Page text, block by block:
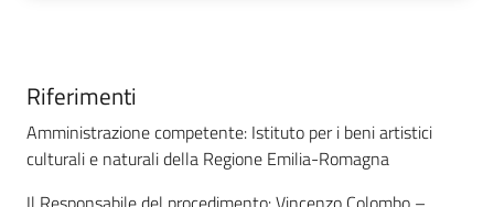
Riferimenti
Amministrazione competente: Istituto per i beni artistici
culturali e naturali della Regione Emilia-Romagna